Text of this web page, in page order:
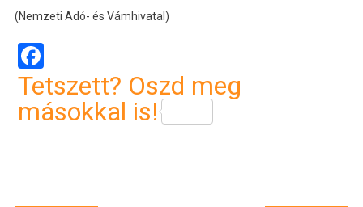
(Nemzeti Adó- és Vámhivatal)
Facebook
Tetszett? Oszd meg
másokkal is!